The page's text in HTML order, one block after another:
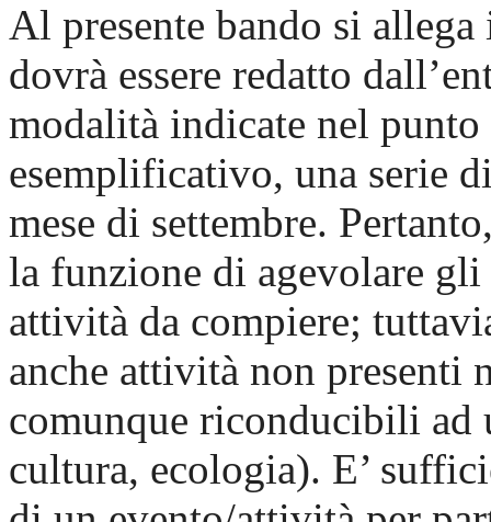
Al presente bando si
dovrà essere redatto
modalità indicate nel
esemplificativo, una serie
mese di settembre.
la funzione di agevolare
attività da compiere;
anche attività non presenti
comunque riconducibili ad
cultura, ecologia). E’